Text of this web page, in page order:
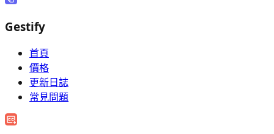
Gestify
首頁
價格
更新日誌
常見問題